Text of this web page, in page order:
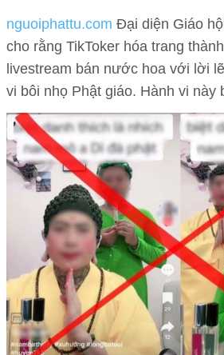
nguoiphattu.com Đại diện Giáo
cho rằng TikToker hóa trang
livestream bán nước hoa với lời
vi bôi nhọ Phật giáo. Hành vi này